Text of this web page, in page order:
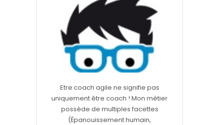
Etre coach agile ne signifie pas
uniquement être coach ! Mon métier
possède de multiples facettes
(Épanouissement humain,